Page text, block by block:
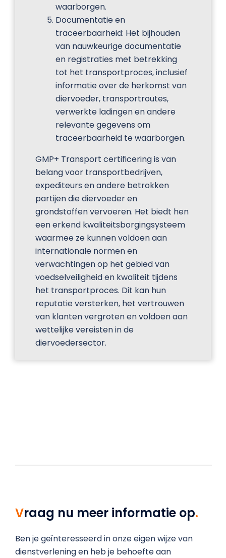
waarborgen.
Documentatie en
traceerbaarheid: Het bijhouden
van nauwkeurige documentatie
en registraties met betrekking
tot het transportproces, inclusief
informatie over de herkomst van
diervoeder, transportroutes,
verwerkte ladingen en andere
relevante gegevens om
traceerbaarheid te waarborgen.
GMP+ Transport certificering is van
belang voor transportbedrijven,
expediteurs en andere betrokken
partijen die diervoeder en
grondstoffen vervoeren. Het biedt hen
een erkend kwaliteitsborgingsysteem
waarmee ze kunnen voldoen aan
internationale normen en
verwachtingen op het gebied van
voedselveiligheid en kwaliteit tijdens
het transportproces. Dit kan hun
reputatie versterken, het vertrouwen
van klanten vergroten en voldoen aan
wettelijke vereisten in de
diervoedersector.
Vraag nu meer informatie op.
Ben je geïnteresseerd in onze eigen wijze van
dienstverlening en heb je behoefte aan